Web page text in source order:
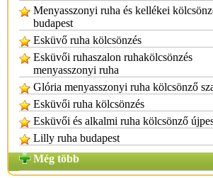
Menyasszonyi ruha és kellékei
budapest
Esküvő ruha kölcsönzés
Esküvői ruhaszalon ruhakölcsönzés
menyasszonyi ruha
Glória menyasszonyi ruha kölcsönző
Esküvői ruha kölcsönzés
Esküvői és alkalmi ruha kölcsönző
Lilly ruha budapest
Még több